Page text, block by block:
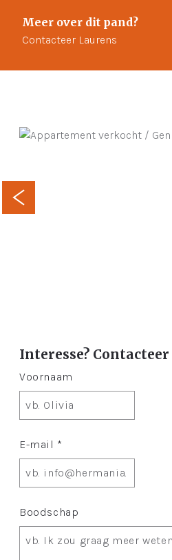
Meer over dit pand?
Contacteer Laurens
Interesse? Contacteer
Voornaam
E-mail *
Boodschap